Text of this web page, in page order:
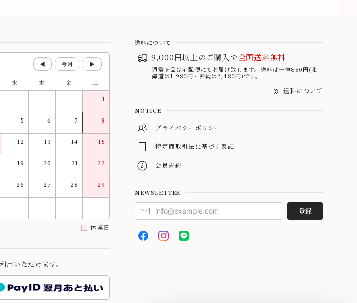
◀ 今月 ▶
水 木 金
土
1
5 6 7 8
12 13 14 15
19 20 21 22
26 27 28 29
休業日
用いただけます。
送料について
9,000円以上のご購入で全国送料無料
通常商品は宅配便にてお届け致します。送料は一律880円(北
海道は1,980円・沖縄は2,480円)です。
送料について
NOTICE
プライバシーポリシー
特定商取引法に基づく表記
会員規約
NEWSLETTER
登録